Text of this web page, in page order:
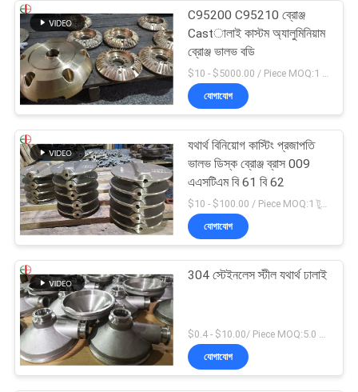
C95200 C95210 ব্রোঞ্জ
Castালাই কাস্টম অ্যালুমিনিয়াম
ব্রোঞ্জ ভালভ বডি
$10 - $5000.00 / Piece MOQ:1 টুকরা
যোগাযোগ
যথার্থ বিনিয়োগ কাস্টিং প্রজাপতি
ভালভ ডিস্ক ব্রোঞ্জ ব্রাস 009
এএসটিএম বি 61 বি 62
$10 - $100.00 / Piece MOQ:1 টুকরা
যোগাযোগ
304 স্টেইনলেস স্টীল যথার্থ ঢালাই
যোগাযোগ